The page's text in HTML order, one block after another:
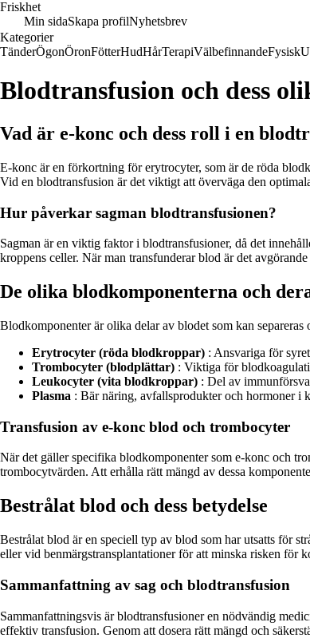
Friskhet
Min sidaSkapa profilNyhetsbrev
Kategorier
TänderÖgonÖronFötterHudHårTerapiVälbefinnandeFysisk
Blodtransfusion och dess
Vad är e-konc och dess roll i en
E-konc är en förkortning för erytrocyter, som är de röda
Vid en blodtransfusion är det viktigt att överväga den
Hur påverkar sagman blodtransfusionen?
Sagman är en viktig faktor i blodtransfusioner, då det
kroppens celler. När man transfunderar blod är det
De olika blodkomponenterna och
Blodkomponenter är olika delar av blodet som kan
Erytrocyter (röda blodkroppar) : Ansvariga för
Trombocyter (blodplättar) : Viktiga för
Leukocyter (vita blodkroppar) : Del av
Plasma : Bär näring, avfallsprodukter och hormoner i
Transfusion av e-konc blod och trombocyter
När det gäller specifika blodkomponenter som e-konc och
trombocytvärden. Att erhålla rätt mängd av dessa
Bestrålat blod och dess betydelse
Bestrålat blod är en speciell typ av blod som har utsatts för
eller vid benmärgstransplantationer för att minska risken för
Sammanfattning av sag och blodtransfusion
Sammanfattningsvis är blodtransfusioner en nödvändig
effektiv transfusion. Genom att dosera rätt mängd och